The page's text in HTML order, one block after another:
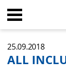
ALL
25.09.2018